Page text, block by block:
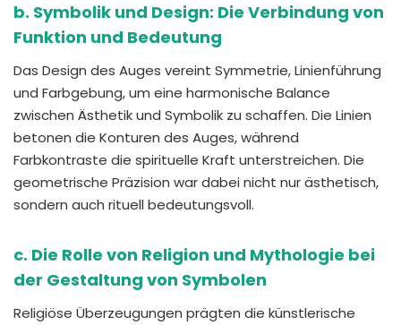
b. Symbolik und Design: Die Verbindung von
Funktion und Bedeutung
Das Design des Auges vereint Symmetrie, Linienführung
und Farbgebung, um eine harmonische Balance
zwischen Ästhetik und Symbolik zu schaffen. Die Linien
betonen die Konturen des Auges, während
Farbkontraste die spirituelle Kraft unterstreichen. Die
geometrische Präzision war dabei nicht nur ästhetisch,
sondern auch rituell bedeutungsvoll.
c. Die Rolle von Religion und Mythologie bei
der Gestaltung von Symbolen
Religiöse Überzeugungen prägten die künstlerische